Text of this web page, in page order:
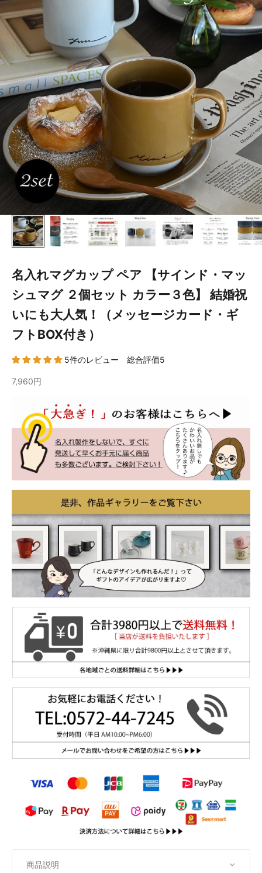
名入れマグカップ ペア 【サインド・マッ
シュマグ ２個セット カラー３色】 結婚祝
いにも大人気！（メッセージカード・ギ
フトBOX付き）
5件のレビュー 総合評価5
7,960円
商品説明